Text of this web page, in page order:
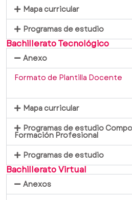
Mapa curricular
Programas de estudio
Bachillerato Tecnológico
Anexo
Formato de Plantilla Docente
Mapa curricular
Programas de estudio
Formación Profesional
Programas de estudio
Bachillerato Virtual
Anexos